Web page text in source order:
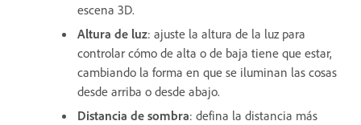
escena 3D.
Altura de luz: ajuste la altura de la luz para
controlar cómo de alta o de baja tiene que estar,
cambiando la forma en que se iluminan las cosas
desde arriba o desde abajo.
Distancia de sombra: defina la distancia más